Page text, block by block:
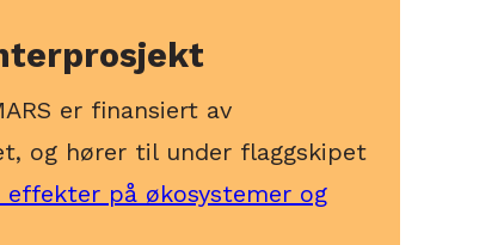
er finansiert av
og hører til under flaggskipet
på økosystemer og